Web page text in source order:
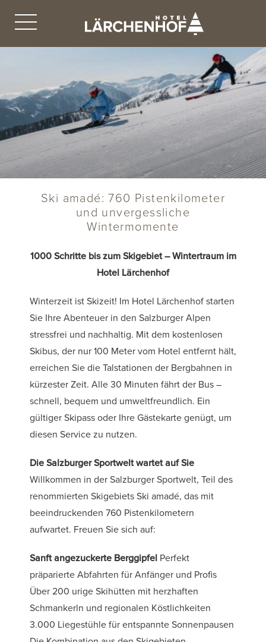
Ski amadé: 760 Pistenkilometer
und unvergessliche
Wintermomente
1000 Schritte bis zum Skigebiet – Wintertraum im
Hotel Lärchenhof
Winterzeit ist Skizeit! Im Hotel Lärchenhof starten
Sie Ihre Abenteuer in den Salzburger Alpen
stressfrei und nachhaltig. Mit dem kostenlosen
Skibus, der nur 100 Meter vom Hotel entfernt hält,
erreichen Sie die Talstationen der Bergbahnen in
kürzester Zeit. Alle 30 Minuten fährt der Bus –
schnell, bequem und umweltfreundlich. Ein
gültiger Skipass oder Ihre Gästekarte genügt, um
diesen Service zu nutzen.
Die Salzburger Sportwelt wartet auf Sie
Willkommen in der Salzburger Sportwelt, Teil des
renommierten Skigebiets Ski amadé, das mit
beeindruckenden 760 Pistenkilometern
aufwartet. Freuen Sie sich auf:
Sanft angezuckerte Berggipfel Perfekt
präparierte Abfahrten für Anfänger und Profis
Über 200 urige Skihütten mit herzhaften
Schmankerln und regionalen Köstlichkeiten
3.000 Liegestühle für entspannte Sonnenpausen